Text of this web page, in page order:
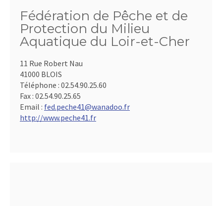
Fédération de Pêche et de
Protection du Milieu
Aquatique du Loir-et-Cher
11 Rue Robert Nau
41000 BLOIS
Téléphone : 02.54.90.25.60
Fax : 02.54.90.25.65
Email : fed.peche41@wanadoo.fr
http://www.peche41.fr